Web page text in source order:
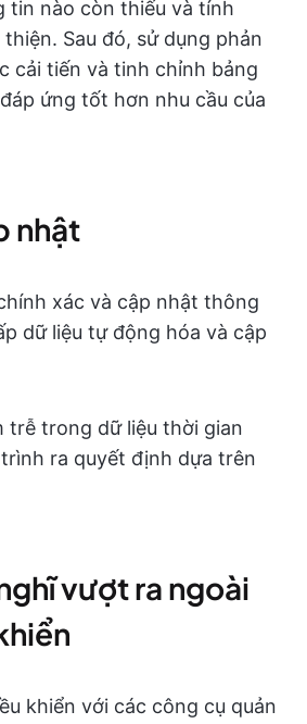
tin nào còn thiếu và tính
Sau đó, sử dụng phản
cải tiến và tinh chỉnh bảng
ứng tốt hơn nhu cầu của
nhật
xác và cập nhật thông
dữ liệu tự động hóa và cập
trễ trong dữ liệu thời gian
ra quyết định dựa trên
vượt ra ngoài
khiển với các công cụ quản